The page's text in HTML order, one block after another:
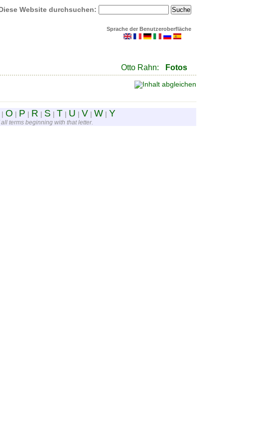
Diese Website durchsuchen:
Sprache der Benutzeroberfläche
Otto Rahn: Fotos
O P R S T U V W Y
terms beginning with that letter.